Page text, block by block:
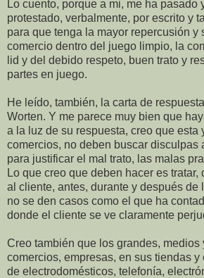
Lo cuento, porque a mi, me ha pasado
protestado, verbalmente, por escrito y
para que tenga la mayor repercusión y
comercio dentro del juego limpio, la
lid y del debido respeto, buen trato y
partes en juego.
He leído, también, la carta de
Worten. Y me parece muy bien que
a la luz de su respuesta, creo que esta
comercios, no deben buscar disculpas
para justificar el mal trato, las malas
Lo que creo que deben hacer es tratar,
al cliente, antes, durante y después de
no se den casos como el que ha
donde el cliente se ve claramente
Creo también que los grandes, medios
comercios, empresas, en sus tiendas
de electrodomésticos, telefonía,